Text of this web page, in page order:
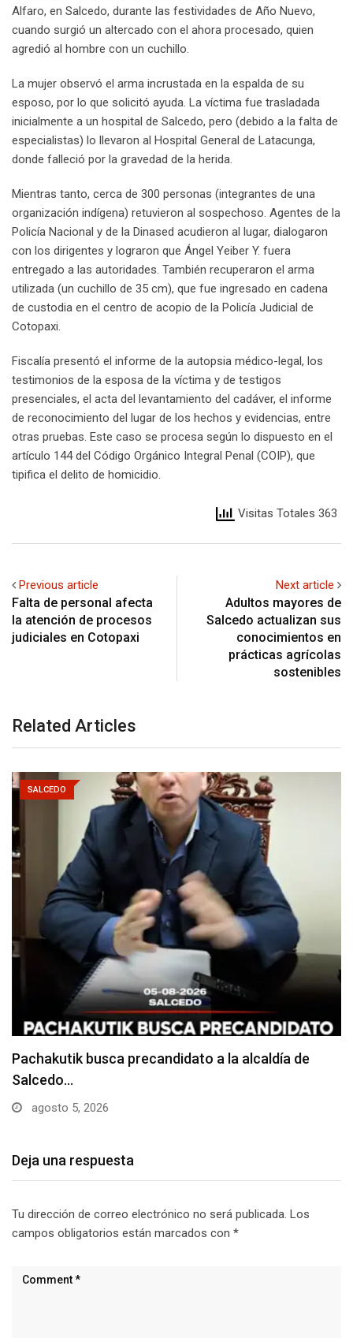
Alfaro, en Salcedo, durante las festividades de Año Nuevo,
cuando surgió un altercado con el ahora procesado, quien
agredió al hombre con un cuchillo.
La mujer observó el arma incrustada en la espalda de su
esposo, por lo que solicitó ayuda. La víctima fue trasladada
inicialmente a un hospital de Salcedo, pero (debido a la falta de
especialistas) lo llevaron al Hospital General de Latacunga,
donde falleció por la gravedad de la herida.
Mientras tanto, cerca de 300 personas (integrantes de una
organización indígena) retuvieron al sospechoso. Agentes de la
Policía Nacional y de la Dinased acudieron al lugar, dialogaron
con los dirigentes y lograron que Ángel Yeiber Y. fuera
entregado a las autoridades. También recuperaron el arma
utilizada (un cuchillo de 35 cm), que fue ingresado en cadena
de custodia en el centro de acopio de la Policía Judicial de
Cotopaxi.
Fiscalía presentó el informe de la autopsia médico-legal, los
testimonios de la esposa de la víctima y de testigos
presenciales, el acta del levantamiento del cadáver, el informe
de reconocimiento del lugar de los hechos y evidencias, entre
otras pruebas. Este caso se procesa según lo dispuesto en el
artículo 144 del Código Orgánico Integral Penal (COIP), que
tipifica el delito de homicidio.
Visitas Totales 363
Previous article
Falta de personal afecta
la atención de procesos
judiciales en Cotopaxi
Next article
Adultos mayores de
Salcedo actualizan sus
conocimientos en
prácticas agrícolas
sostenibles
Related Articles
SALCEDO
Choque entre dos camiones deja daños materiales
junio 24, 2026
Deja una respuesta
Tu dirección de correo electrónico no será publicada. Los
campos obligatorios están marcados con *